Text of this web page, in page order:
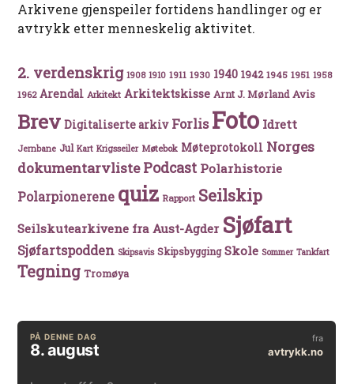
Arkivene gjenspeiler fortidens handlinger og er
avtrykk etter menneskelig aktivitet.
2. verdenskrig 1908 1910 1911 1930 1940 1942 1945 1951 1958
1962 Arendal Arkitekt Arkitektskisse Arnt J. Mørland Avis
Brev Digitaliserte arkiv Forlis Foto Idrett
Jernbane Jul Kart Krigsseiler Møtebok Møteprotokoll Norges
dokumentarvlistePodcast Polarhistorie
Polarpionerene quiz Rapport Seilskip
Seilskutearkivene fra Aust-Agder Sjøfart
Sjøfartspodden Skipsavis Skipsbygging Skole Sommer Tankfart
Tegning Tromøya